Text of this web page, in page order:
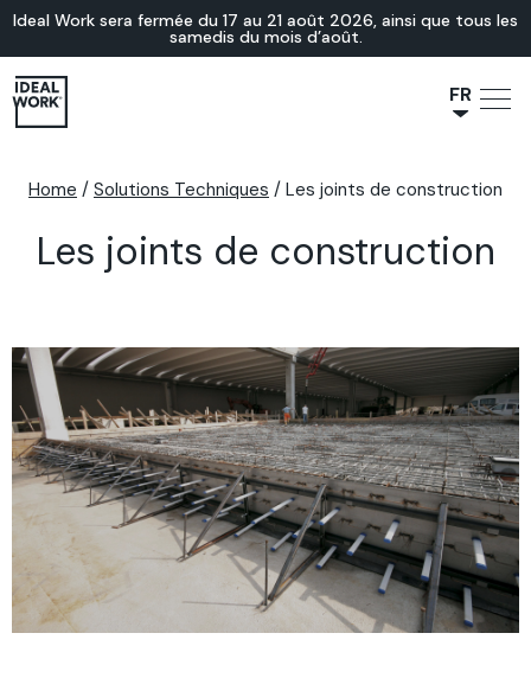
Ideal Work sera fermée du 17 au 21 août 2026, ainsi que tous les
samedis du mois d’août.
FR
ES
Home / Solutions Techniques / Les joints de construction
Les joints de construction